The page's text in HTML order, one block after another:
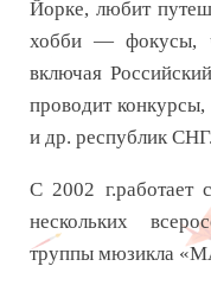
Йорке, любит
хобби — фокусы,
включая
проводит
и др. республик СНГ.
С 2002 г.работает
нескольких
труппы мюзикла